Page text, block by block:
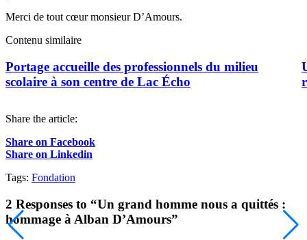
Merci de tout cœur monsieur D’Amours.
Contenu similaire
Portage accueille des professionnels du milieu
scolaire à son centre de Lac Écho
Share the article:
Share on Facebook
Share on Linkedin
Tags: Fondation
2 Responses to “Un grand homme nous a quittés :
hommage à Alban D’Amours”